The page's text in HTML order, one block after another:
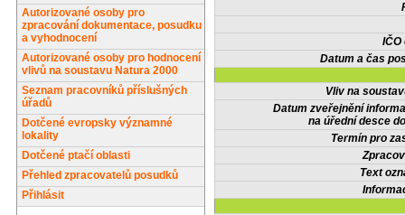
Autorizované osoby pro
zpracování dokumentace, posudku
a vyhodnocení
Autorizované osoby pro hodnocení
vlivů na soustavu Natura 2000
Seznam pracovníků příslušných
úřadů
Dotčené evropsky významné
lokality
Dotčené ptačí oblasti
Přehled zpracovatelů posudků
Přihlásit
IČO
Datum a čas
Vliv na
Datum zveřejnění
na úřední desce
Termín pro
Text